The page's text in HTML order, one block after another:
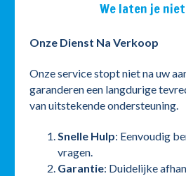
We laten je
Onze Dienst Na Verkoop
Onze service stopt niet na uw
garanderen een langdurige
van uitstekende ondersteuning.
Snelle Hulp: Eenvoudig
vragen.
Garantie: Duidelijke